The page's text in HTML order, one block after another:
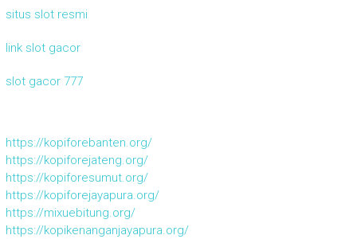
situs slot resmi
link slot gacor
slot gacor 777
https://kopiforebanten.org/
https://kopiforejateng.org/
https://kopiforesumut.org/
https://kopiforejayapura.org/
https://mixuebitung.org/
https://kopikenanganjayapura.org/